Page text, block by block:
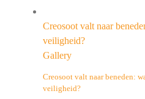
Creosoot valt naar
veiligheid?
Gallery
Creosoot valt naar beneden:
veiligheid?